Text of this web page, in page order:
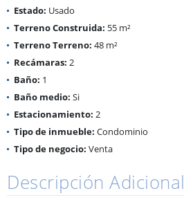
Estado: Usado
Terreno Construida: 55 m²
Terreno Terreno: 48 m²
Recámaras: 2
Baño: 1
Baño medio: Si
Estacionamiento: 2
Tipo de inmueble: Condominio
Tipo de negocio: Venta
Descripción Adicional